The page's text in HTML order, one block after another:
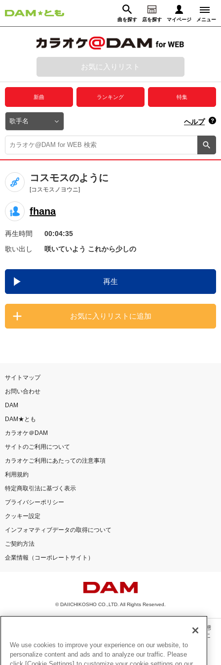
曲を探す 店を探す マイページ メニュー
動画からさがす 録音からさがす
ログイン
プレミアムサービス
DAM★とも動画
DAM★とも録音
カラオケ＠DAM
ユーザー検索
キャンペーン
お知らせ よくあるご質問
DAMの新曲・ランキングなど
カラオケ最新情報をチェック！
お気に入りリスト
新曲 ランキング 特集
ヘルプ
コスモスのように
[コスモスノヨウニ]
fhana
再生時間
00:04:35
歌い出し
咲いていよう これから少しの
再生
お気に入りリストに追加
サイトマップ
お問い合わせ
DAM
DAM★とも
カラオケ＠DAM
サイトのご利用について
カラオケご利用にあたっての注意事項
利用規約
特定商取引法に基づく表示
プライバシーポリシー
クッキー設定
インフォマティブデータの取得について
ご契約方法
企業情報（コーポレートサイト）
© DAIICHIKOSHO CO.,LTD. All Rights Reserved.
このサイトに掲載されている一切の文章・画像・写真・動画・音声等を、手段や形態
を問わず、著作権法の定める範囲を超えて無断で複製、転載、ファイル化などするこ
とを禁じます。
楽曲及びコンテンツは、機種によりご利用いただけない場合があります。
We use cookies to improve your experience on our website, to
personalize content and ads and to analyze our traffic. Please